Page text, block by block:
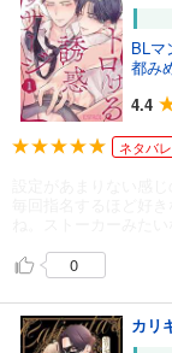
BLマ
都み
4.4
ネタバレ
0
カリ